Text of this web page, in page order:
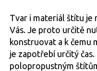
Tvar i materiál štítu je
Vás. Je proto určitě
konstruovat a k čemu
je zapotřebí určitý čas.
polopropustným